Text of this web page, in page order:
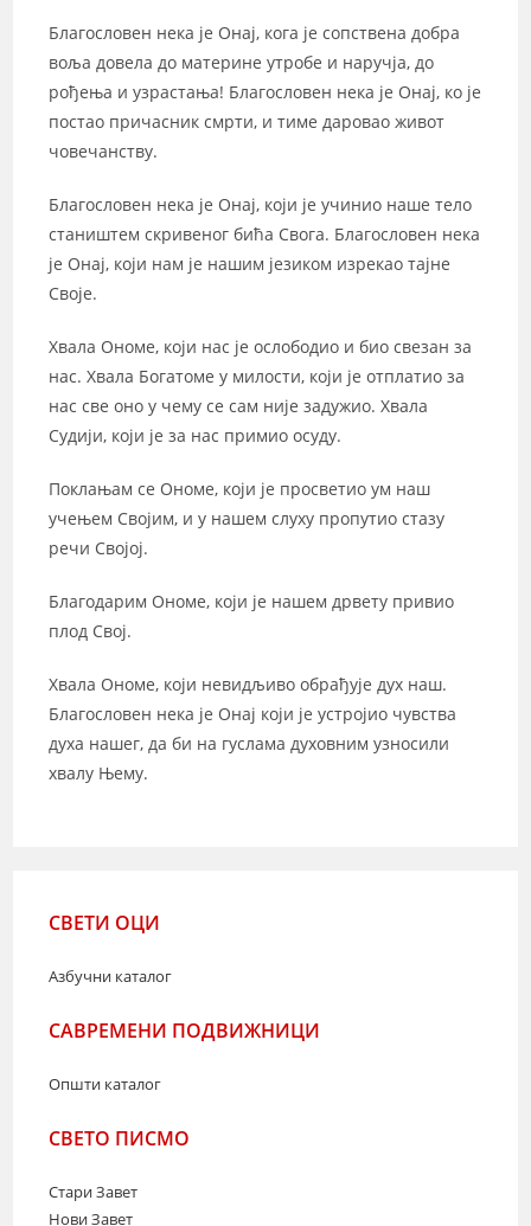
Благословен нека је Онај, кога је сопствена добра
воља довела до материне утробе и наручја, до
рођења и узрастања! Благословен нека је Онај, ко је
постао причасник смрти, и тиме даровао живот
човечанству.
Благословен нека је Онај, који је учинио наше тело
стаништем скривеног бића Свога. Благословен нека
је Онај, који нам је нашим језиком изрекао тајне
Своје.
Хвала Ономе, који нас је ослободио и био свезан за
нас. Хвала Богатоме у милости, који је отплатио за
нас све оно у чему се сам није задужио. Хвала
Судији, који је за нас примио осуду.
Поклањам се Ономе, који је просветио ум наш
учењем Својим, и у нашем слуху пропутио стазу
речи Својој.
Благодарим Ономе, који је нашем дрвету привио
плод Свој.
Хвала Ономе, који невидљиво обрађује дух наш.
Благословен нека је Онај који је устројио чувства
духа нашег, да би на гуслама духовним узносили
хвалу Њему.
СВЕТИ ОЦИ
Азбучни каталог
САВРЕМЕНИ ПОДВИЖНИЦИ
Општи каталог
СВЕТО ПИСМО
Стари Завет
Нови Завет